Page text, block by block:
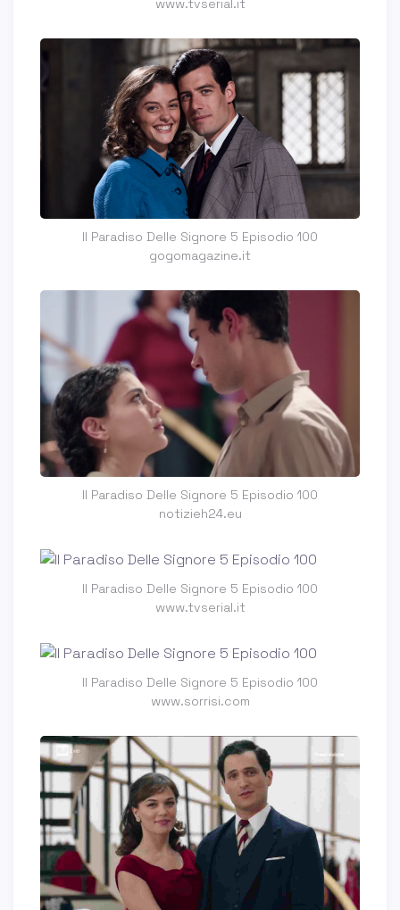
www.tvserial.it
Il Paradiso Delle Signore 5 Episodio 100
gogomagazine.it
Il Paradiso Delle Signore 5 Episodio 100
notizieh24.eu
Il Paradiso Delle Signore 5 Episodio 100
www.tvserial.it
Il Paradiso Delle Signore 5 Episodio 100
www.sorrisi.com